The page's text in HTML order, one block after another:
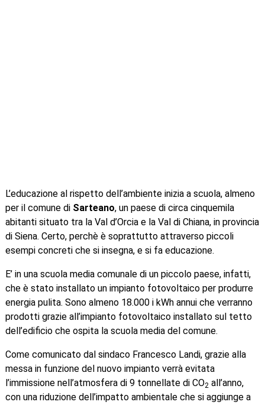
L’educazione al rispetto dell’ambiente inizia a scuola, almeno
per il comune di Sarteano, un paese di circa cinquemila
abitanti situato tra la Val d’Orcia e la Val di Chiana, in provincia
di Siena. Certo, perchè è soprattutto attraverso piccoli
esempi concreti che si insegna, e si fa educazione.
E’ in una scuola media comunale di un piccolo paese, infatti,
che è stato installato un impianto fotovoltaico per produrre
energia pulita. Sono almeno 18.000 i kWh annui che verranno
prodotti grazie all’impianto fotovoltaico installato sul tetto
dell’edificio che ospita la scuola media del comune.
Come comunicato dal sindaco Francesco Landi, grazie alla
messa in funzione del nuovo impianto verrà evitata
l’immissione nell’atmosfera di 9 tonnellate di CO2 all’anno,
con una riduzione dell’impatto ambientale che si aggiunge a